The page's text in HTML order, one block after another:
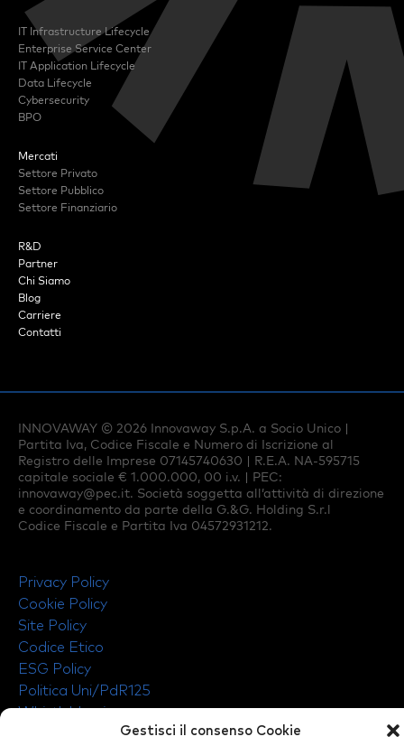
Gestisci il consenso Cookie
IT Infrastructure Lifecycle
Enterprise Service Center
IT Application Lifecycle
Data Lifecycle
Cybersecurity
BPO
Mercati
Settore Privato
Settore Pubblico
Settore Finanziario
R&D
Partner
Chi Siamo
Blog
Carriere
Contatti
INNOVAWAY © 2026 Innovaway S.p.A. a Socio Unico |
Partita Iva, Codice Fiscale e Numero di Iscrizione al
Registro delle Imprese 07145740630 | R.E.A. NA-595715
capitale sociale € 1.000.000, 00 i.v. | PEC:
innovaway@pec.it. Società soggetta all’attività di direzione
e coordinamento da parte della G.&G. Holding S.r.l
Codice Fiscale e Partita Iva 04572931212.
Privacy Policy
Cookie Policy
Site Policy
Codice Etico
ESG Policy
Politica Uni/PdR125
Whistleblowing
Lavoro Minorile